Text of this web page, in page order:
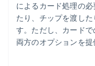
によるカード処理の
たり、チップを渡し
す。ただし、カードで
両方のオプションを提